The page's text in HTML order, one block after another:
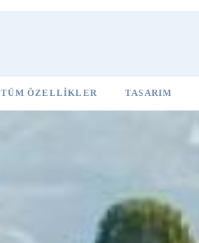
TÜM ÖZELLIKLER TASARIM